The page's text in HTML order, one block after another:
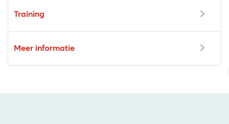
Training
Meer informatie